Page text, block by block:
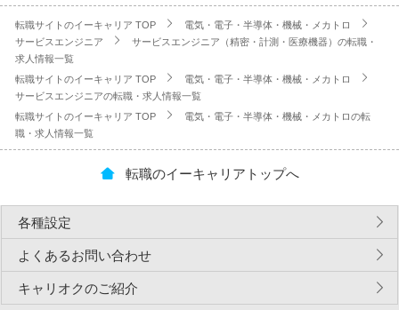
転職サイトのイーキャリア TOP
電気・電子・半導体・機械・メカトロ
サービスエンジニア
サービスエンジニア（精密・計測・医療機器）の転職・
求人情報一覧
転職サイトのイーキャリア TOP
電気・電子・半導体・機械・メカトロ
サービスエンジニアの転職・求人情報一覧
転職サイトのイーキャリア TOP
電気・電子・半導体・機械・メカトロの転
職・求人情報一覧
転職のイーキャリアトップへ
各種設定
よくあるお問い合わせ
キャリオクのご紹介